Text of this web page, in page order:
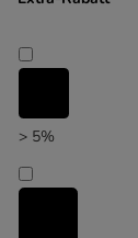
Unser Favorit
> 5%